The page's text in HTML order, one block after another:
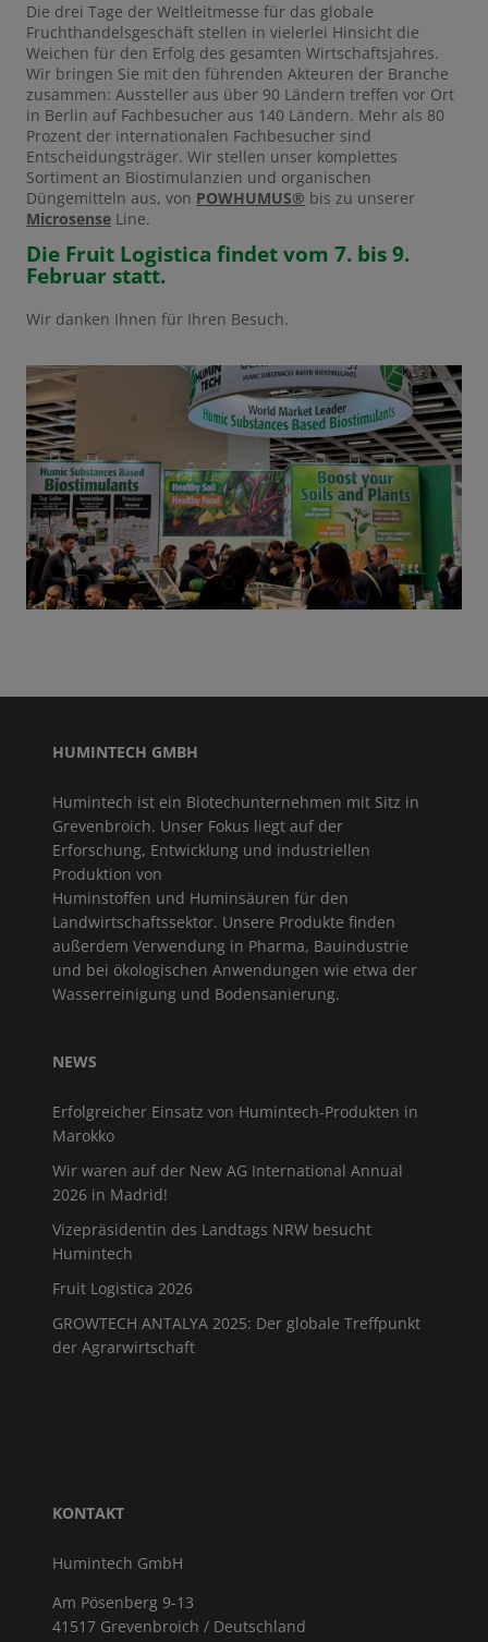
Die drei Tage der Weltleitmesse für das globale
Fruchthandelsgeschäft stellen in vielerlei Hinsicht die
Weichen für den Erfolg des gesamten Wirtschaftsjahres.
Wir bringen Sie mit den führenden Akteuren der Branche
zusammen: Aussteller aus über 90 Ländern treffen vor Ort
in Berlin auf Fachbesucher aus 140 Ländern. Mehr als 80
Prozent der internationalen Fachbesucher sind
Entscheidungsträger. Wir stellen unser komplettes
Sortiment an Biostimulanzien und organischen
Düngemitteln aus, von POWHUMUS® bis zu unserer
Microsense Line.
Die Fruit Logistica findet vom 7. bis 9.
Februar statt.
Wir danken Ihnen für Ihren Besuch.
HUMINTECH GMBH
Humintech ist ein Biotechunternehmen mit Sitz in
Grevenbroich. Unser Fokus liegt auf der
Erforschung, Entwicklung und industriellen
Produktion von
Huminstoffen und Huminsäuren für den
Landwirtschaftssektor. Unsere Produkte finden
außerdem Verwendung in Pharma, Bauindustrie
und bei ökologischen Anwendungen wie etwa der
Wasserreinigung und Bodensanierung.
NEWS
Erfolgreicher Einsatz von Humintech-Produkten in
Marokko
Wir waren auf der New AG International Annual
2026 in Madrid!
Vizepräsidentin des Landtags NRW besucht
Humintech
Fruit Logistica 2026
GROWTECH ANTALYA 2025: Der globale Treffpunkt
der Agrarwirtschaft
KONTAKT
Humintech GmbH
Am Pösenberg 9-13
41517 Grevenbroich / Deutschland